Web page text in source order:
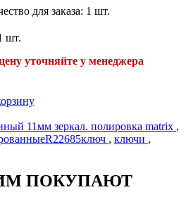
для заказа: 1 шт.
шт.
уточняйте у менеджера
11мм зеркал. полировка matrix ,
, ключи ,
ПОКУПАЮТ